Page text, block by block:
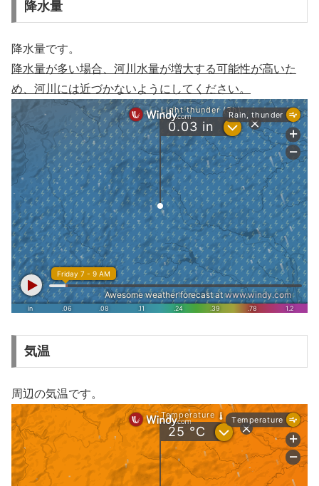
降水量
降水量です。
降水量が多い場合、河川水量が増大する可能性が高いた
め、河川には近づかないようにしてください。
気温
周辺の気温です。